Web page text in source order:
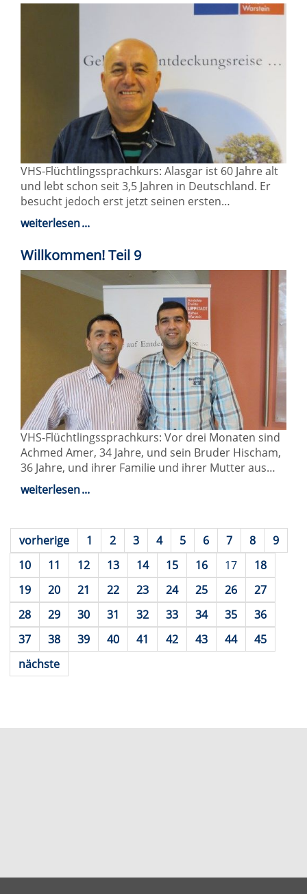
VHS-Flüchtlingssprachkurs: Alasgar ist 60 Jahre alt
und lebt schon seit 3,5 Jahren in Deutschland. Er
besucht jedoch erst jetzt seinen ersten…
weiterlesen
Willkommen! Teil 9
VHS-Flüchtlingssprachkurs: Vor drei Monaten sind
Achmed Amer, 34 Jahre, und sein Bruder Hischam,
36 Jahre, und ihrer Familie und ihrer Mutter aus…
weiterlesen
vorherige 1 2 3 4 5 6 7 8
9
10
11 12 13 14 15 16 17
18
19
20 21 22 23 24 25 26
27
28
29 30 31 32 33 34 35
36
37
38 39 40 41 42 43 44
45
nächste